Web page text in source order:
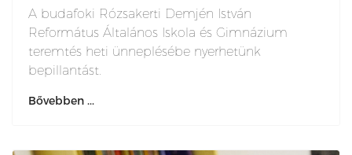
A budafoki Rózsakerti Demjén István
Református Általános Iskola és Gimnázium
teremtés heti ünneplésébe nyerhetünk
bepillantást.
Bővebben ...